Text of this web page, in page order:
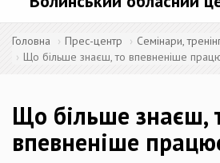
Головна Прес-центр
Семінари,
Що більше знаєш, то впевненіше
Що більше знаєш,
впевненіше